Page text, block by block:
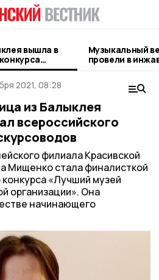
вышла в
Музыкальный
провели в
2021, 08:28
из Балыклея
всероссийского
филиала Красивской
Мищенко стала финалисткой
«Лучший музей
организации». Она
начинающего